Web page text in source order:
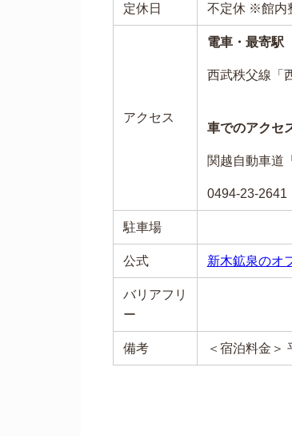
定休日 不定休 ※館内
アクセス
電車・最寄駅
西武秩父線「
車でのアクセ
関越自動車道
0494-23-2641
駐車場
公式 新木鉱泉のオ
バリアフリ
ー
備考 ＜宿泊料金＞